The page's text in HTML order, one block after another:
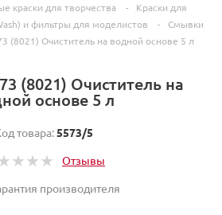
краски для творчества -
Краски для
и фильтры для моделистов -
Смывки
(8021) Очиститель на водной основе 5 л
(8021) Очиститель на
основе 5 л
товара:5573/5
Отзывы
производителя